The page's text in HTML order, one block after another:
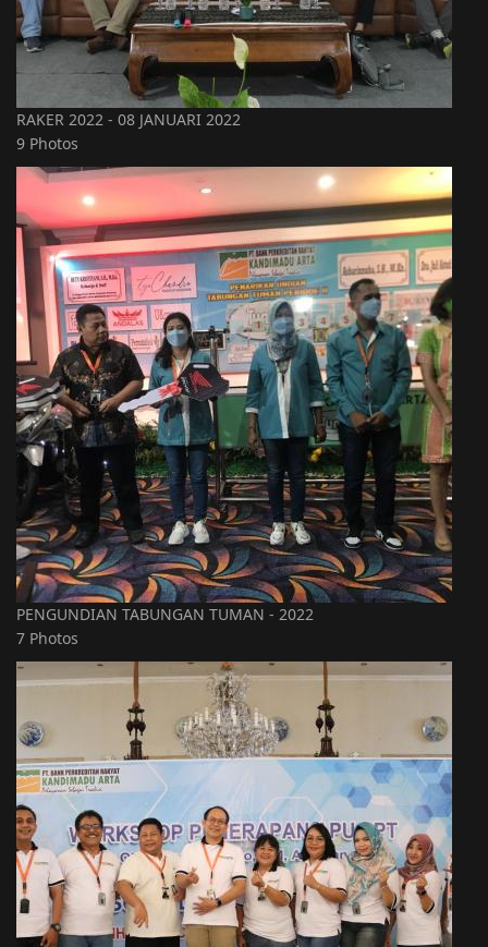
RAKER 2022 - 08 JANUARI 2022
9 Photos
PENGUNDIAN TABUNGAN TUMAN - 2022
7 Photos